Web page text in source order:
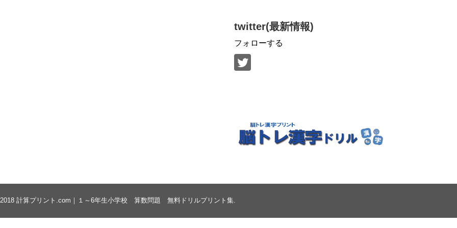
twitter(最新情報)
フォローする
計算プリント.com｜１～6年生小学校 算数問題 無料ドリルプリント集